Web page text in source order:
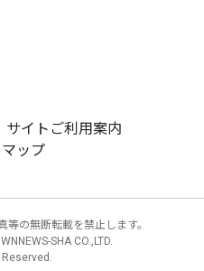
サイトご利用案内
ップ
の無断転載を禁止します。
SHA CO.,LTD.